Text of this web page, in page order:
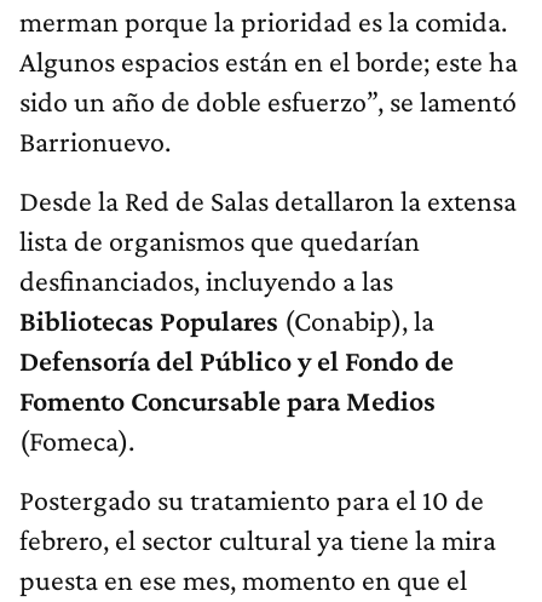
merman porque la prioridad es la comida.
Algunos espacios están en el borde; este ha
sido un año de doble esfuerzo”, se lamentó
Barrionuevo.
Desde la Red de Salas detallaron la extensa
lista de organismos que quedarían
desfinanciados, incluyendo a las
Bibliotecas Populares (Conabip), la
Defensoría del Público y el Fondo de
Fomento Concursable para Medios
(Fomeca).
Postergado su tratamiento para el 10 de
febrero, el sector cultural ya tiene la mira
puesta en ese mes, momento en que el